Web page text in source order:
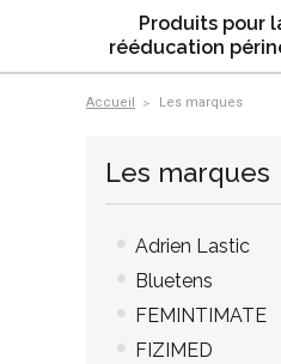
Produits pour
rééducation
Accueil Les marques
Les marques
Adrien Lastic
Bluetens
FEMINTIMATE
FIZIMED